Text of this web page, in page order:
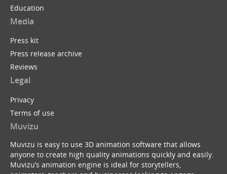
Education
Media
Press kit
Press release archive
Reviews
Legal
Privacy
Terms of use
Muvizu
Muvizu is easy to use 3D animation software that allows
anyone to create high quality animations quickly and easily.
Muvizu’s animation engine is ideal for storytellers,